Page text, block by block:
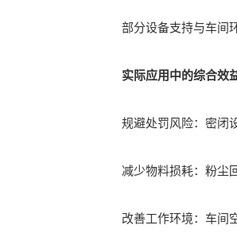
部分设备支持与车间环
实际应用中的综合效
规避处罚风险：密闭设
减少物料损耗：粉尘回
改善工作环境：车间空